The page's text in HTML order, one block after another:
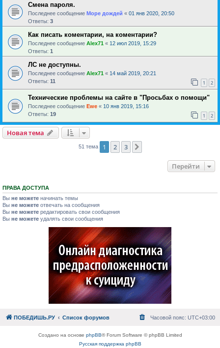
Смена пароля.
Последнее сообщение Море дождей « 01 янв 2020, 20:50
Ответы: 3
Как писать коментарии, на коментарии?
Последнее сообщение Alex71 « 12 июл 2019, 15:29
Ответы: 1
ЛС не доступны.
Последнее сообщение Alex71 « 14 май 2019, 20:21
Ответы: 11 1 2
Технические проблемы на сайте в "Просьбах о помощи"
Последнее сообщение Ewe « 10 янв 2019, 15:16
Ответы: 19 1 2
Новая тема
51 тема 1 2 3
Перейти
ПРАВА ДОСТУПА
Вы не можете начинать темы
Вы не можете отвечать на сообщения
Вы не можете редактировать свои сообщения
Вы не можете удалять свои сообщения
ПОБЕДИШЬ.РУ Список форумов Часовой пояс: UTC+03:00
Создано на основе phpBB® Forum Software © phpBB Limited
Русская поддержка phpBB